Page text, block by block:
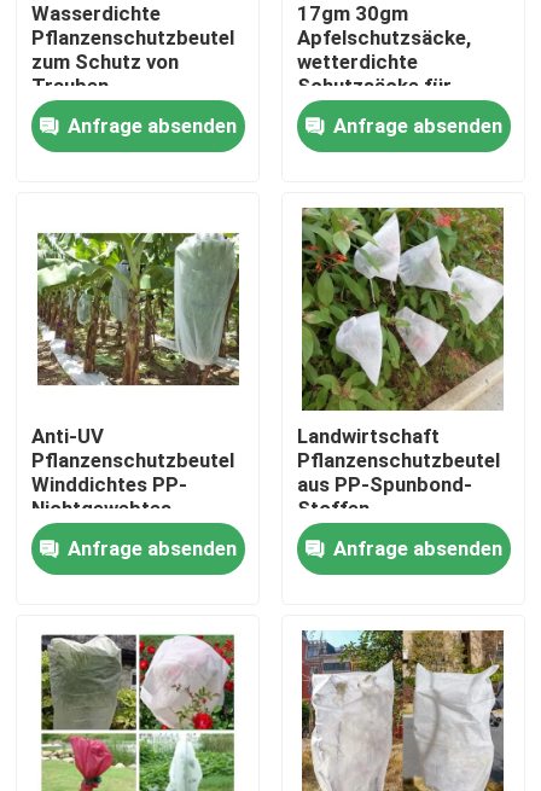
Zu Hause
Über uns
Werksbesichtigung
Kontakt mit uns
Neuigkeiten
Nicht gewebte Gewebe
mit einem Durchmesser von mehr als 20 mm
Wasserdichte
Pflanzenschutzbeutel
zum Schutz von
Trauben
Anfrage absenden
17gm 30gm
Apfelschutzsäcke,
wetterdichte
Schutzsäcke für
Obstbäume
Anfrage absenden
Anti-UV
Pflanzenschutzbeutel
Winddichtes PP-
Nichtgewebtes
Gewebe für Banane
Anfrage absenden
Landwirtschaft
Pflanzenschutzbeutel
aus PP-Spunbond-
Stoffen
Anfrage absenden